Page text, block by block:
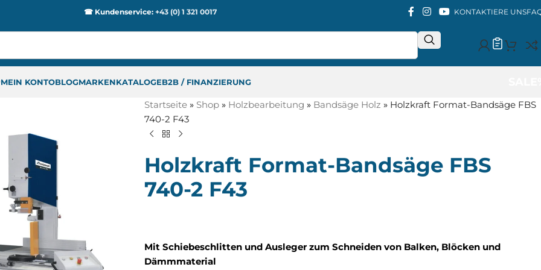
☎ Kundenservice:+43 (0) 1 321 0017 KONTAKTIERE UNS
MEIN KONTOBLOGMARKENKATALOGEB2B / FINANZIERUNG
Startseite » Shop » Holzbearbeitung » Bandsäge Holz » Holzkraft Format-Bandsäge FBS
740-2 F43
Holzkraft Format-Bandsäge FBS
740-2 F43
Mit Schiebeschlitten und Ausleger zum Schneiden von Balken, Blöcken und
Dämmmaterial